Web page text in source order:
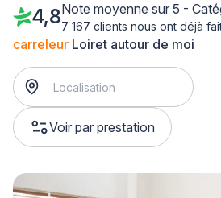
carreleur Loiret autour de moi
Voir par prestation
4,8Note moyenne sur 5 -
7 167 clients nous ont déjà